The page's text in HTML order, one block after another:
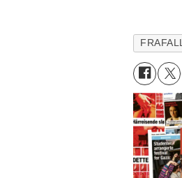
FRAFALL